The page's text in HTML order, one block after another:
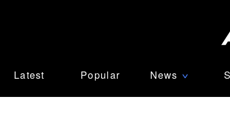
Latest Popular News ∨